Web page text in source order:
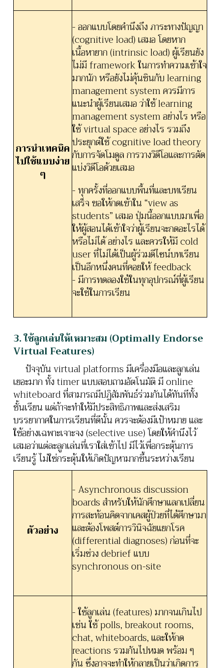
การนำเทคนิค
ไปใช้แบบง่าย
ๆ
- ออกแบบโดยคำนึงถึง ภาระทางปัญญา
(cognitive load) เสมอ โดยหาก
เนื้อหายาก (intrinsic load) ผู้เรียนยัง
ไม่มี framework ในการทำความเข้าใจ
มากนัก หรือยังไม่คุ้นชินกับ learning
management system ควรมีการ
แนะนำผู้เรียนเสมอ ว่าใช้ learning
management system อย่างไร หรือ
ใช้ virtual space อย่างไร รวมถึง
ประยุกต์ใช้ cognitive load theory
กับการจัดโมดูล การวางวิดีโอและการตัด
แบ่งวิดีโอด้วยเสมอ
- ทุกครั้งที่ออกแบบพื้นที่และบทเรียน
เสร็จ ขอให้กดเข้าใน “view as
students” เสมอ ปุ่มนี้ออกแบบมาเพื่อ
ให้ผู้สอนได้เข้าใจว่าผู้เรียนจะกดอะไรได้
หรือไม่ได้ อย่างไร และควรให้มี cold
user ที่ไม่ได้เป็นผู้ร่วมดีไซน์บทเรียน
เป็นอีกหนึ่งคนที่คอยให้ feedback
- มีการทดลองใช้ในทุกอุปกรณ์ที่ผู้เรียน
จะใช้ในการเรียน
3. ใช้ลูกเล่นให้เหมาะสม (Optimally Endorse
Virtual Features)
ปัจจุบัน virtual platforms มีเครื่องมือและลูกเล่น
เยอะมาก ทั้ง timer แบบสอบถามอัตโนมัติ มี online
whiteboard ที่สามารถมีปฏิสัมพันธ์ร่วมกันได้ทันทีทั้ง
ชั้นเรียน แต่ถ้าจะทำให้มีประสิทธิภาพและส่งเสริม
บรรยากาศในการเรียนที่ดีนั้น ควรจะต้องมีเป้าหมาย และ
ใช้อย่างเฉพาะเจาะจง (selective use) โดยให้คำนึงไว้
เสมอว่าแต่ละลูกเล่นที่เราใส่เข้าไป มีไว้เพื่อกระตุ้นการ
เรียนรู้ ไม่ใช่กระตุ้นให้เกิดปัญหามากขึ้นระหว่างเรียน
ตัวอย่าง
- Asynchronous discussion
boards สำหรับให้นักศึกษาแลกเปลี่ยน
การสะท้อนคิดจากเคสผู้ป่วยที่ได้ศึกษามา
และต้องโพสต์การวินิจฉัยแยกโรค
(differential diagnoses) ก่อนที่จะ
เริ่มช่วง debrief แบบ
synchronous on-site
- ใช้ลูกเล่น (features) มากจนเกินไป
เช่น ใช้ polls, breakout rooms,
chat, whiteboards, และให้กด
reactions รวมกันไปหมด พร้อม ๆ
กัน ซึ่งอาจจะทำให้กลายเป็นว่าเกิดการ